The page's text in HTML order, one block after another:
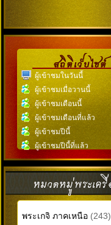
ผู้เข้าชมในวันนี้
ผู้เข้าชมเมื่อวานนี้
ผู้เข้าชมเดือนนี้
ผู้เข้าชมเดือนที่แล้ว
ผู้เข้าชมปีนี้
ผู้เข้าชมปีนี้ที่แล้ว
พระเกจิ ภาคเหนือ (243)